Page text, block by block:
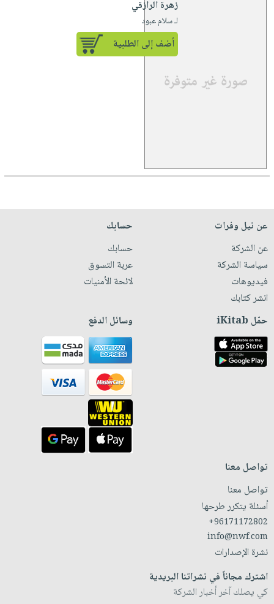
زهرة الرازقي
لـ سلام عبود
أضف إلى الطلبية
عن نيل وفرات
عن الشركة
سياسة الشركة
فيديوهات
انشر كتابك
حسابك
حسابك
عربة التسوق
لائحة الأمنيات
حمّل iKitab وسائل الدفع
تواصل معنا
تواصل معنا
أسئلة يتكرر طرحها
+96171172802
info@nwf.com
نشرة الإصدارات
اشترك مجاناً في نشراتنا البريدية
كي يصلك آخر أخبار الشركة